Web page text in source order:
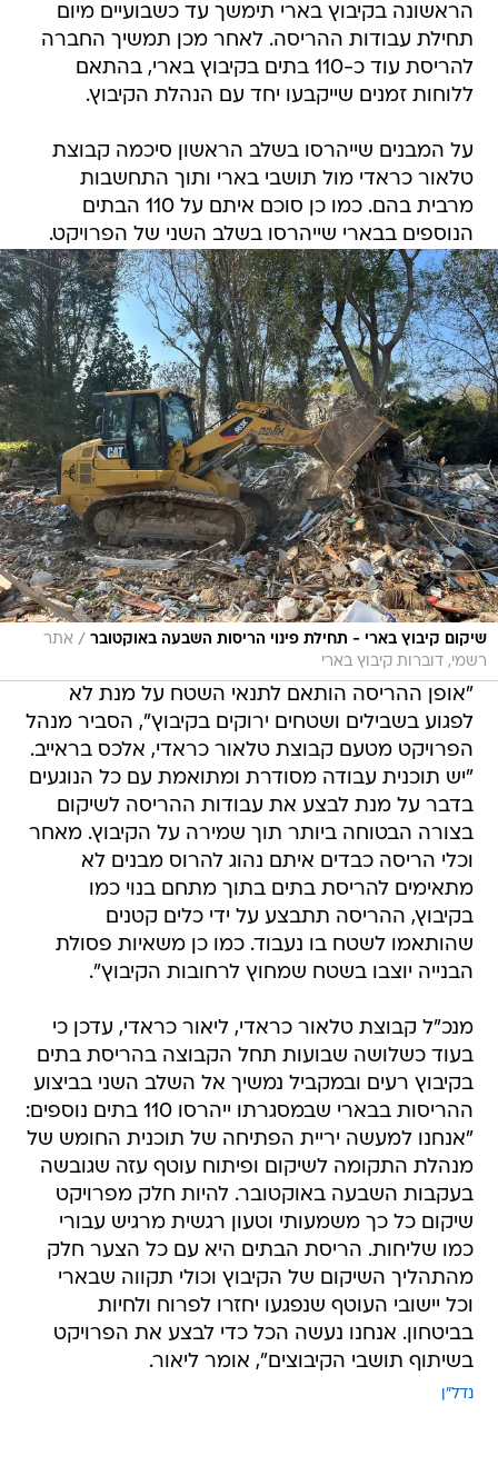
הראשונה בקיבוץ בארי תימשך עד כשבועיים מיום
תחילת עבודות ההריסה. לאחר מכן תמשיך החברה
להריסת עוד כ-110 בתים בקיבוץ בארי, בהתאם
ללוחות זמנים שייקבעו יחד עם הנהלת הקיבוץ.
על המבנים שייהרסו בשלב הראשון סיכמה קבוצת
טלאור כראדי מול תושבי בארי ותוך התחשבות
מרבית בהם. כמו כן סוכם איתם על 110 הבתים
הנוספים בבארי שייהרסו בשלב השני של הפרויקט.
שיקום קיבוץ בארי - תחילת פינוי הריסות השבעה באוקטובר / אתר
רשמי, דוברות קיבוץ בארי
"אופן ההריסה הותאם לתנאי השטח על מנת לא
לפגוע בשבילים ושטחים ירוקים בקיבוץ", הסביר מנהל
הפרויקט מטעם קבוצת טלאור כראדי, אלכס בראייב.
"יש תוכנית עבודה מסודרת ומתואמת עם כל הנוגעים
בדבר על מנת לבצע את עבודות ההריסה לשיקום
בצורה הבטוחה ביותר תוך שמירה על הקיבוץ. מאחר
וכלי הריסה כבדים איתם נהוג להרוס מבנים לא
מתאימים להריסת בתים בתוך מתחם בנוי כמו
בקיבוץ, ההריסה תתבצע על ידי כלים קטנים
שהותאמו לשטח בו נעבוד. כמו כן משאיות פסולת
הבנייה יוצבו בשטח שמחוץ לרחובות הקיבוץ".
מנכ"ל קבוצת טלאור כראדי, ליאור כראדי, עדכן כי
בעוד כשלושה שבועות תחל הקבוצה בהריסת בתים
בקיבוץ רעים ובמקביל נמשיך אל השלב השני בביצוע
ההריסות בבארי שבמסגרתו ייהרסו 110 בתים נוספים:
"אנחנו למעשה יריית הפתיחה של תוכנית החומש של
מנהלת התקומה לשיקום ופיתוח עוטף עזה שגובשה
בעקבות השבעה באוקטובר. להיות חלק מפרויקט
שיקום כל כך משמעותי וטעון רגשית מרגיש עבורי
כמו שליחות. הריסת הבתים היא עם כל הצער חלק
מהתהליך השיקום של הקיבוץ וכולי תקווה שבארי
וכל יישובי העוטף שנפגעו יחזרו לפרוח ולחיות
בביטחון. אנחנו נעשה הכל כדי לבצע את הפרויקט
בשיתוף תושבי הקיבוצים", אומר ליאור.
נדל"ן